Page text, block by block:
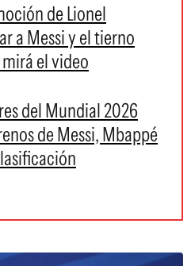
de Lionel
a Messi y el tierno
el video
del Mundial 2026
de Messi, Mbappé